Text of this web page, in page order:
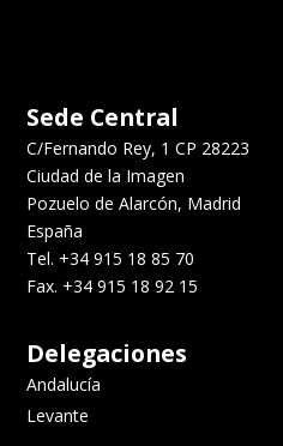
Sede Central
C/Fernando Rey, 1 CP 28223
Ciudad de la Imagen
Pozuelo de Alarcón, Madrid
España
Tel. +34 915 18 85 70
Fax. +34 915 18 92 15
Delegaciones
Andalucía
Levante